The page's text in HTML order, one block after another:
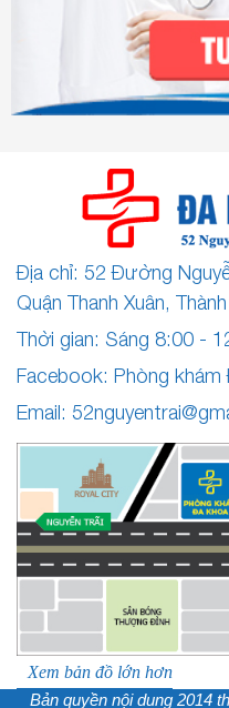
Địa chỉ: 52 Đường
Quận Thanh Xuân,
Thời gian: Sáng 8:00 -
Facebook: Phòng khám
Email:
Xem bản đồ lớn hơn
Bản quyền nội dung 2014